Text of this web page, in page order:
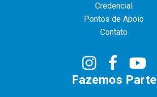
Credencial
Pontos de Apoio
Contato
Fazemos Parte